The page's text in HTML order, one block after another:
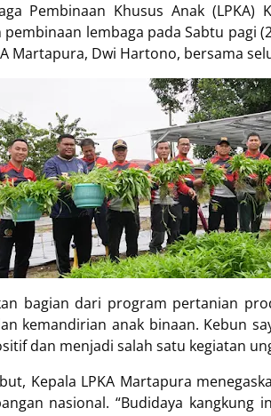
Pembinaan Khusus Anak (LPKA)
lembaga pada Sabtu pagi
Martapura, Dwi Hartono, bersama
bagian dari program pertanian
kemandirian anak binaan. Kebun
dan menjadi salah satu kegiatan
Kepala LPKA Martapura
nasional. “Budidaya kangkung